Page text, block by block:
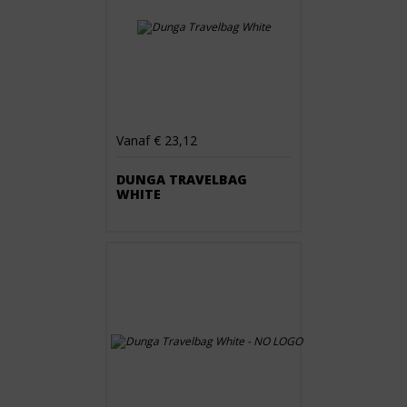
Vanaf € 23,12
DUNGA TRAVELBAG
WHITE